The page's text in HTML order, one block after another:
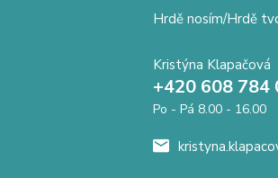
Hrdě nosím/Hrdě
Kristýna Klapačová
+420 608 784
Po - Pá 8.00 - 16.00